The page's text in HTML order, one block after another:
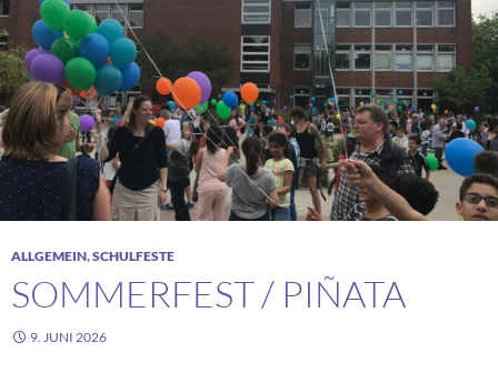
ALLGEMEIN,SCHULFESTE
SOMMERFEST / PIÑATA
9. JUNI 2026